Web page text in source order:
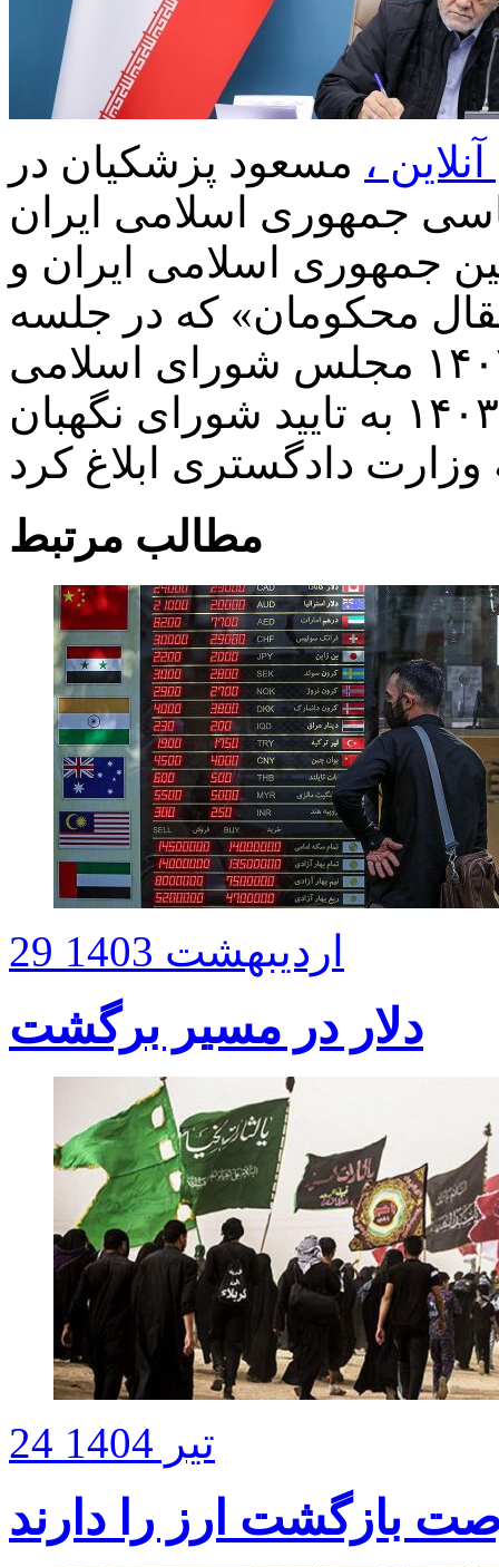
، مسعود پزشکیان در
قانون اساسی جمهوری اسلامی ایران
جمهوری اسلامی ایران و
محکومان» که در جلسه
علنی روز سه‌شنبه ۱۴ اسفند ۱۴۰۳ مجلس شورای اسلامی
تصویب شد و در تاریخ ۲۸ اسفند ۱۴۰۳ به تایید شورای نگهبان
مطالب مرتبط
29 اردیبهشت 1403
دلار در مسیر برگشت
24 تیر 1404